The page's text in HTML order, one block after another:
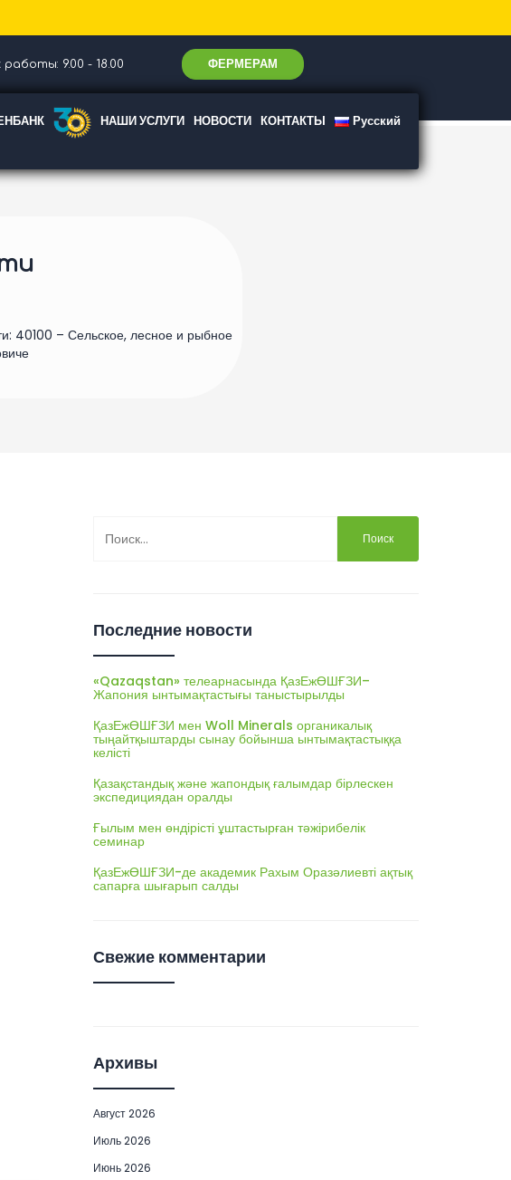
9.00 - 18.00 ФЕРМЕРАМ
НАШИ УСЛУГИ НОВОСТИ КОНТАКТЫ Русский
40100 – Сельское, лесное и рыбное
Последние новости
«Qazaqstan» телеарнасында ҚазЕжӨШҒЗИ–
Жапония ынтымақтастығы таныстырылды
ҚазЕжӨШҒЗИ мен Woll Minerals органикалық
тыңайтқыштарды сынау бойынша ынтымақтастыққа
келісті
Қазақстандық және жапондық ғалымдар бірлескен
экспедициядан оралды
Ғылым мен өндірісті ұштастырған тәжірибелік
семинар
ҚазЕжӨШҒЗИ-де академик Рахым Оразәлиевті ақтық
сапарға шығарып салды
Свежие комментарии
Архивы
Август 2026
Июль 2026
Июнь 2026